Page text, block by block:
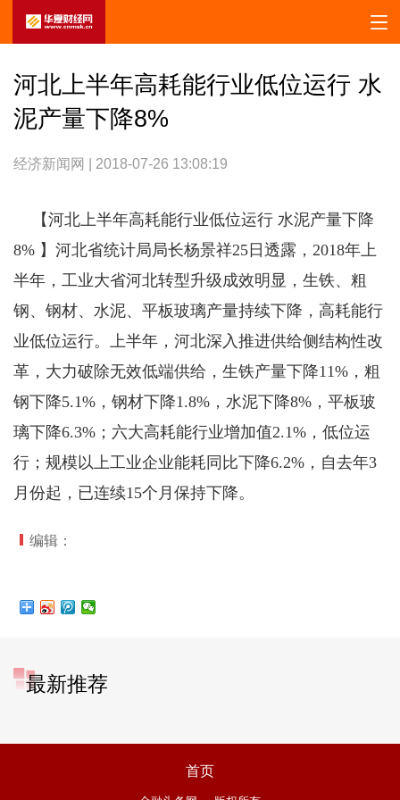
河北上半年高耗能行业低位运行 水
泥产量下降8%
经济新闻网 | 2018-07-26 13:08:19
【河北上半年高耗能行业低位运行 水泥产量下降
8% 】河北省统计局局长杨景祥25日透露，2018年上
半年，工业大省河北转型升级成效明显，生铁、粗
钢、钢材、水泥、平板玻璃产量持续下降，高耗能行
业低位运行。上半年，河北深入推进供给侧结构性改
革，大力破除无效低端供给，生铁产量下降11%，粗
钢下降5.1%，钢材下降1.8%，水泥下降8%，平板玻
璃下降6.3%；六大高耗能行业增加值2.1%，低位运
行；规模以上工业企业能耗同比下降6.2%，自去年3
月份起，已连续15个月保持下降。
编辑：
最新推荐
首页